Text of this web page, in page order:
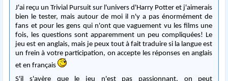
J'ai reçu un Trivial Pursuit sur l'univers d'Harry Potter et j'aimerais
bien le tester, mais autour de moi il n'y a pas énormément de
fans et pour les gens qui n'ont que vaguement vu les films une
fois, les questions sont apparemment un peu compliquées! Le
jeu est en anglais, mais je peux tout à fait traduire si la langue est
un frein à votre participation, on accepte les réponses en anglais
et en français
S'il s'avère que le jeu n'est pas passionnant, on peut